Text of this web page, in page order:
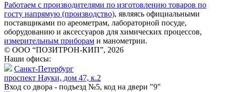
Работаем с производителями по изготовлению товаров по
госту напрямую (производство), являясь официальными
поставщиками по ареометрам, лабораторной посуде,
оборудованию и аксессуаров для химических процессов,
измерительным приборам и манометрии.
© ООО “ПОЗИТРОН-КИП”, 2026
Наши офисы:
Санкт-Петербург
проспект Науки, дом 47, к.2
Вход со двора - подъезд №5, код на двери "9"